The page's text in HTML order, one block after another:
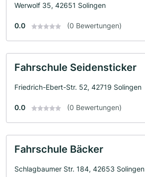
Werwolf 35, 42651 Solingen
0.0 (0 Bewertungen)
Fahrschule Seidensticker
Friedrich-Ebert-Str. 52, 42719 Solingen
0.0 (0 Bewertungen)
Fahrschule Bäcker
Schlagbaumer Str. 184, 42653 Solingen